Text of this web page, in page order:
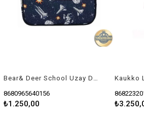
8680965640156
₺1.250,00